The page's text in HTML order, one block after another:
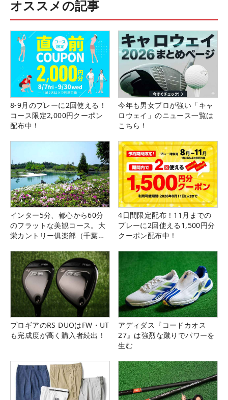
オススメの記事
8-9月のプレーに2回使える！
コース限定2,000円クーポン
配布中！
今年も男女プロが強い「キャ
ロウェイ」のニュース一覧は
こちら！
インター5分、都心から60分
のフラットな美観コース。大
栄カントリー俱楽部（千葉
4日間限定配布！11月までの
プレーに2回使える1,500円分
クーポン配布中！
プロギアのRS DUOはFW・UT
も完成度が高く購入者続出！
アディダス『コードカオス
27』は強烈な蹴りでパワーを
生む